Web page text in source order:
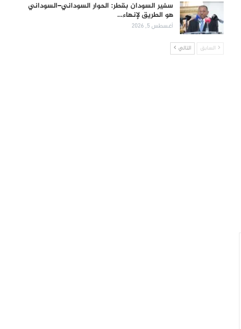
سفير السودان بقطر: الحوار السوداني–السوداني
هو الطريق لإنهاء…
أغسطس 5, 2026
السابق التالي